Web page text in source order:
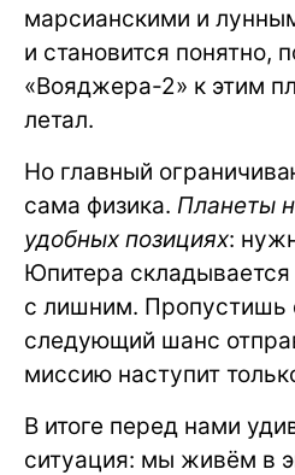
марсианскими и
и становится понятно,
«Вояджера-2» к этим
летал.
Но главный
сама физика. Планеты
удобных позициях:
Юпитера складывается
с лишним. Пропустишь
следующий шанс
миссию наступит
В итоге перед нами
ситуация: мы живём в